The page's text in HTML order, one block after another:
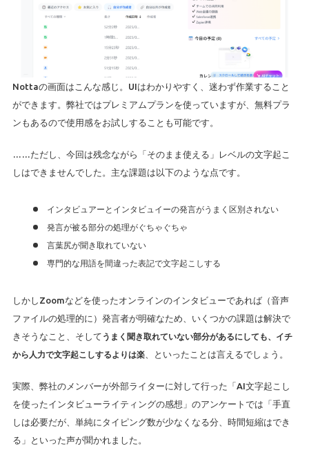
Nottaの画面はこんな感じ。UIはわかりやすく、迷わず作業すること
ができます。弊社ではプレミアムプランを使っていますが、無料プラ
ンもあるので使用感をお試しすることも可能です。
……ただし、今回は残念ながら「そのまま使える」レベルの文字起こ
しはできませんでした。主な課題は以下のような点です。
インタビュアーとインタビュイーの発言がうまく区別されない
発言が被る部分の処理がぐちゃぐちゃ
言葉尻が聞き取れていない
専門的な用語を間違った表記で文字起こしする
しかしZoomなどを使ったオンラインのインタビューであれば（音声
ファイルの処理的に）発言者が明確なため、いくつかの課題は解決で
きそうなこと、そして うまく聞き取れていない部分があるにしても、イチ
から人力で文字起こしするよりは楽、といったことは言えるでしょう。
実際、弊社のメンバーが外部ライターに対して行った「AI文字起こし
を使ったインタビューライティングの感想」のアンケートでは「手直
しは必要だが、単純にタイピング数が少なくなる分、時間短縮はでき
る」といった声が聞かれました。